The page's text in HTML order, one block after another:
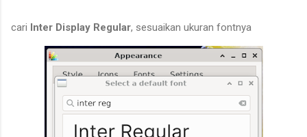
cari Inter Display Regular, sesuaikan ukuran fontnya